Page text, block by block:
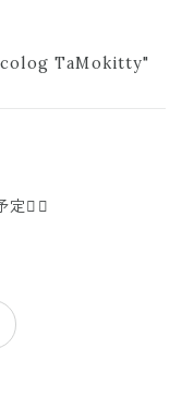
TaMokitty"
定🫪🩷